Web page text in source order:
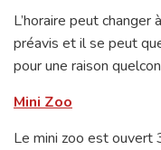
L’horaire peut changer
préavis et il se peut
pour une raison
Mini Zoo
Le mini zoo est ouvert